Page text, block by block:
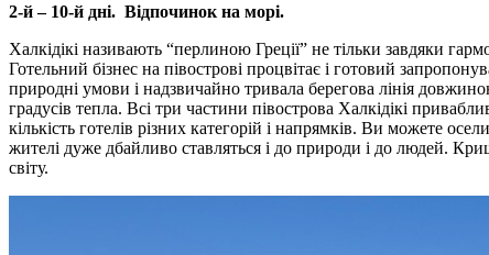
2-й – 10-й дні. Відпочинок на морі.
Халкідікі називають “перлиною Греції” не тільки завдяки
Готельний бізнес на півострові процвітає і готовий
природні умови і надзвичайно тривала берегова лінія
градусів тепла. Всі три частини півострова Халкідікі
кількість готелів різних категорій і напрямків. Ви можете
жителі дуже дбайливо ставляться і до природи і до людей.
світу.